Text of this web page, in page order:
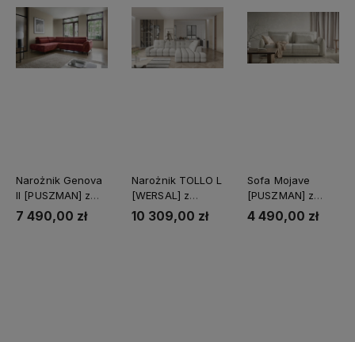
Narożnik Genova
II [PUSZMAN] z
funkcją spania
7 490,00 zł
Narożnik TOLLO L
[WERSAL] z
funkcją relaks i
elektrycznym
10 309,00 zł
Sofa Mojave
[PUSZMAN] z
funkcją spania i
pojemnikiem
4 490,00 zł